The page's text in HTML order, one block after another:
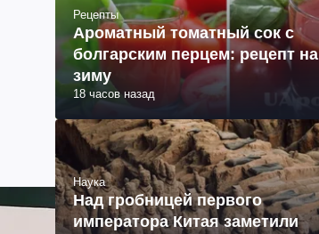
Рецепты
Ароматный томатный сок с
болгарским перцем: рецепт на
зиму
18 часов назад
Наука
Над гробницей первого
императора Китая заметили